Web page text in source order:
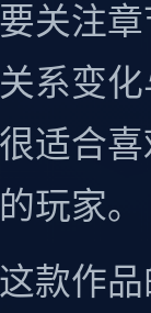
关注
系变
适合
玩家。
款作